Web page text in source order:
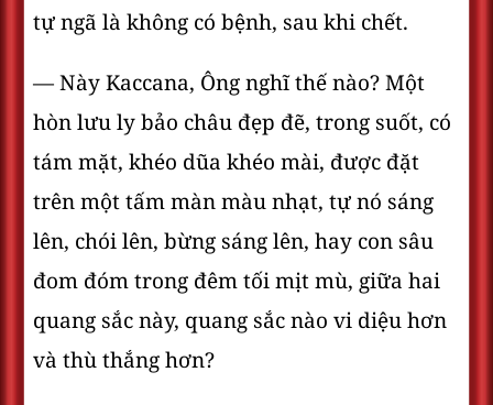
tự ngã là không có bệnh, sau khi chết.
— Này Kaccana, Ông nghĩ thế nào? Một
hòn lưu ly bảo châu đẹp đẽ, trong suốt, có
tám mặt, khéo dũa khéo mài, được đặt
trên một tấm màn màu nhạt, tự nó sáng
lên, chói lên, bừng sáng lên, hay con sâu
đom đóm trong đêm tối mịt mù, giữa hai
quang sắc này, quang sắc nào vi diệu hơn
và thù thắng hơn?